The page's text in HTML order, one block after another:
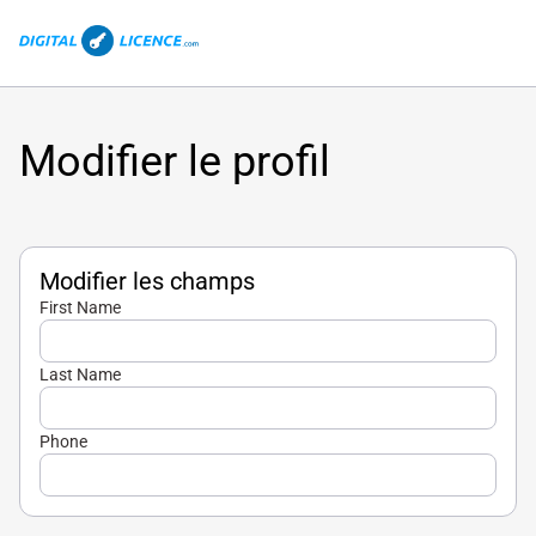
Modifier le profil
Modifier les champs
First Name
Last Name
Phone